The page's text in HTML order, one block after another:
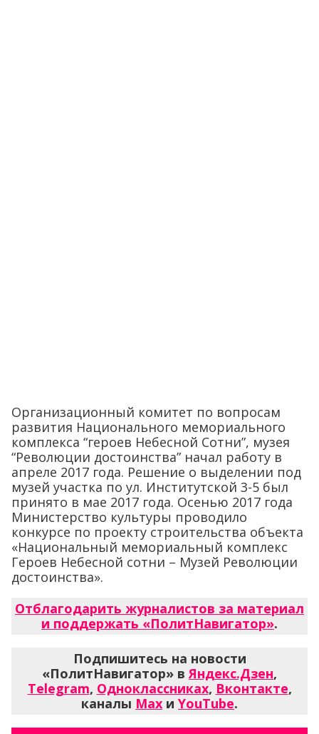
Организационный комитет по вопросам
развития Национального мемориального
комплекса “героев Небесной Сотни”, музея
“Революции достоинства” начал работу в
апреле 2017 года. Решение о выделении под
музей участка по ул. Институтской 3-5 был
принято в мае 2017 года. Осенью 2017 года
Министерство культуры проводило
конкурсе по проекту строительства объекта
«Национальный мемориальный комплекс
Героев Небесной сотни – Музей Революции
достоинства».
Отблагодарить журналистов за материал
и поддержать «ПолитНавигатор».
Подпишитесь на новости
«ПолитНавигатор» вЯндекс.Дзен,
Telegram, Одноклассниках, Вконтакте,
каналы Max и YouTube.